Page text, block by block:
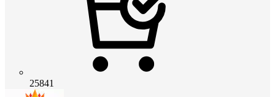
25841